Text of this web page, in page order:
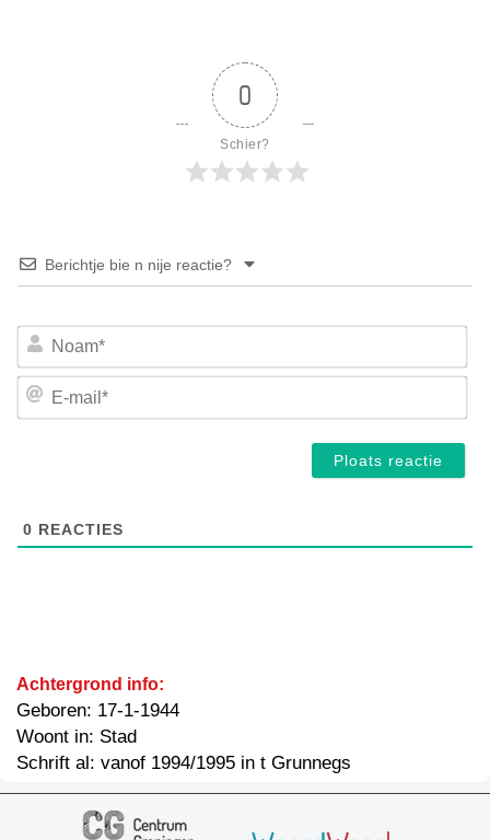
0
Schier?
Berichtje bie n nije reactie?
E-
0 REACTIES
Achtergrond info:
Geboren: 17-1-1944
Woont in: Stad
Schrift al: vanof 1994/1995 in t Grunnegs